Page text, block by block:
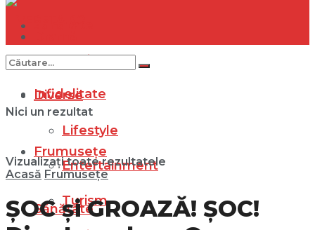
Internațional
Diverse
Lifestyle
Entertainment
Turism
Infidelitate
Frumusețe
Sănătate
Nici un rezultat
Vizualizați toate rezultatele
Acasă Frumusețe
ȘOC și GROAZĂ! ȘOC!